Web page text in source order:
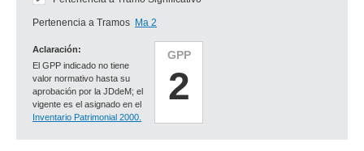
GPP
2
Aclaración:
El GPP indicado no tiene
valor normativo hasta su
aprobación por la JDdeM; el
vigente es el asignado en el
Inventario Patrimonial 2000.
Pertenencia a Tramos Ma 2